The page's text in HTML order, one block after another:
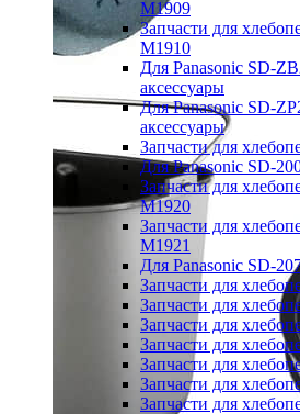
M1909
Запчасти для
M1910
Для Panasonic SD-
аксессуары
Для Panasonic SD-
аксессуары
Запчасти для
Для Panasonic SD-
Запчасти для
M1920
Запчасти для
M1921
Для Panasonic SD-
Запчасти для
Запчасти для
Запчасти для
Запчасти для
Запчасти для
Запчасти для
Запчасти для